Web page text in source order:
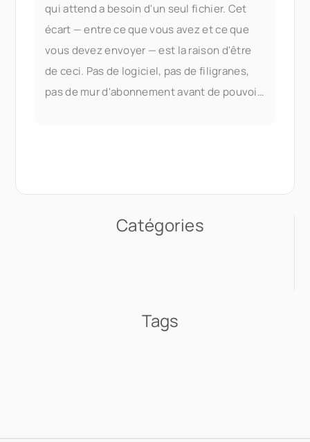
qui attend a besoin d'un seul fichier. Cet
écart — entre ce que vous avez et ce que
vous devez envoyer — est la raison d'être
de ceci. Pas de logiciel, pas de filigranes,
pas de mur d'abonnement avant de pouvoir
Catégories
Tags